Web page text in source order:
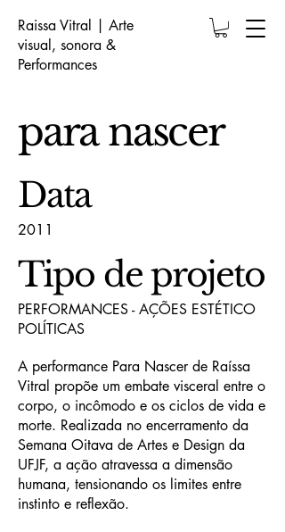
Raissa Vitral | Arte
visual, sonora &
Performances
para nascer
Data
2011
Tipo de projeto
PERFORMANCES - AÇÕES ESTÉTICO
POLÍTICAS
A performance Para Nascer de Raíssa
Vitral propõe um embate visceral entre o
corpo, o incômodo e os ciclos de vida e
morte. Realizada no encerramento da
Semana Oitava de Artes e Design da
UFJF, a ação atravessa a dimensão
humana, tensionando os limites entre
instinto e reflexão.